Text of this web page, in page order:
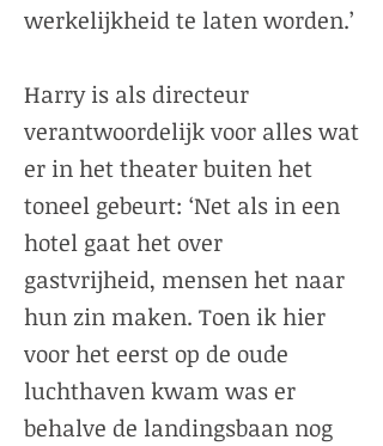
werkelijkheid te laten worden.’
Harry is als directeur
verantwoordelijk voor alles wat
er in het theater buiten het
toneel gebeurt: ‘Net als in een
hotel gaat het over
gastvrijheid, mensen het naar
hun zin maken. Toen ik hier
voor het eerst op de oude
luchthaven kwam was er
behalve de landingsbaan nog